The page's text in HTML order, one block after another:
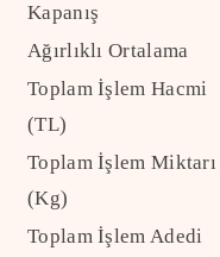
Kapanış
Ağırlıklı Ortalama
Toplam İşlem Hacmi
(TL)
Toplam İşlem Miktarı
(Kg)
Toplam İşlem Adedi